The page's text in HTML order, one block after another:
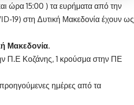
ώρα 15:00 ) τα ευρήματα από την
19) στη Δυτική Μακεδονία έχουν ως
Μακεδονία.
Π.Ε Κοζάνης, 1 κρούσμα στην ΠΕ
ημέρες από τα